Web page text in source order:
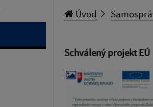
Úvod
Schválený projekt EÚ